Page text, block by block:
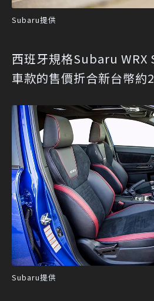
Subaru提供
西班牙規格Subaru
車款的售價折合新台幣約
Subaru提供